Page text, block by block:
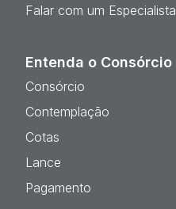
Falar com um Especialista
Entenda o Consórcio
Consórcio
Contemplação
Cotas
Lance
Pagamento